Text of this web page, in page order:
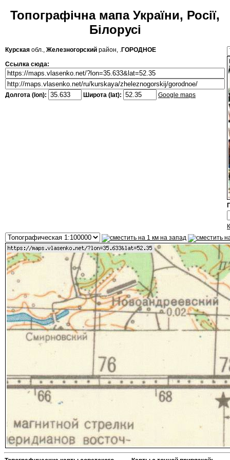
Топографічна мапа України, Росії,
Білорусі
Курская обл., Железногорский район, .ГОРОДНОЕ
Ссылка сюда:
Долгота (lon): Широта (lat): Google maps